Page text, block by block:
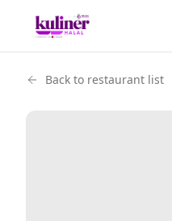
Back to restaurant list